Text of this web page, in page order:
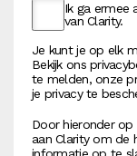
Ik ga ermee
van Clarity.
Je kunt je op elk
Bekijk ons
te melden, onze
je privacy te
Door hieronder
aan Clarity om de